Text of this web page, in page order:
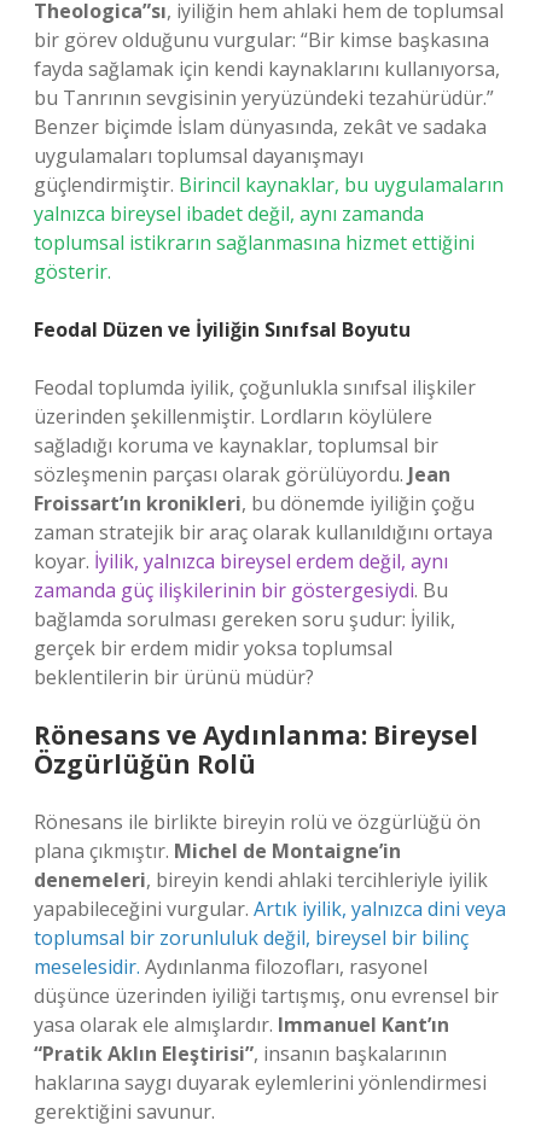
Theologica”sı, iyiliğin hem ahlaki hem de toplumsal
bir görev olduğunu vurgular: “Bir kimse başkasına
fayda sağlamak için kendi kaynaklarını kullanıyorsa,
bu Tanrının sevgisinin yeryüzündeki tezahürüdür.”
Benzer biçimde İslam dünyasında, zekât ve sadaka
uygulamaları toplumsal dayanışmayı
güçlendirmiştir. Birincil kaynaklar, bu uygulamaların
yalnızca bireysel ibadet değil, aynı zamanda
toplumsal istikrarın sağlanmasına hizmet ettiğini
gösterir.
Feodal Düzen ve İyiliğin Sınıfsal Boyutu
Feodal toplumda iyilik, çoğunlukla sınıfsal ilişkiler
üzerinden şekillenmiştir. Lordların köylülere
sağladığı koruma ve kaynaklar, toplumsal bir
sözleşmenin parçası olarak görülüyordu. Jean
Froissart’ın kronikleri, bu dönemde iyiliğin çoğu
zaman stratejik bir araç olarak kullanıldığını ortaya
koyar. İyilik, yalnızca bireysel erdem değil, aynı
zamanda güç ilişkilerinin bir göstergesiydi. Bu
bağlamda sorulması gereken soru şudur: İyilik,
gerçek bir erdem midir yoksa toplumsal
beklentilerin bir ürünü müdür?
Rönesans ve Aydınlanma: Bireysel
Özgürlüğün Rolü
Rönesans ile birlikte bireyin rolü ve özgürlüğü ön
plana çıkmıştır. Michel de Montaigne’in
denemeleri, bireyin kendi ahlaki tercihleriyle iyilik
yapabileceğini vurgular. Artık iyilik, yalnızca dini veya
toplumsal bir zorunluluk değil, bireysel bir bilinç
meselesidir. Aydınlanma filozofları, rasyonel
düşünce üzerinden iyiliği tartışmış, onu evrensel bir
yasa olarak ele almışlardır. Immanuel Kant’ın
“Pratik Aklın Eleştirisi”, insanın başkalarının
haklarına saygı duyarak eylemlerini yönlendirmesi
gerektiğini savunur.